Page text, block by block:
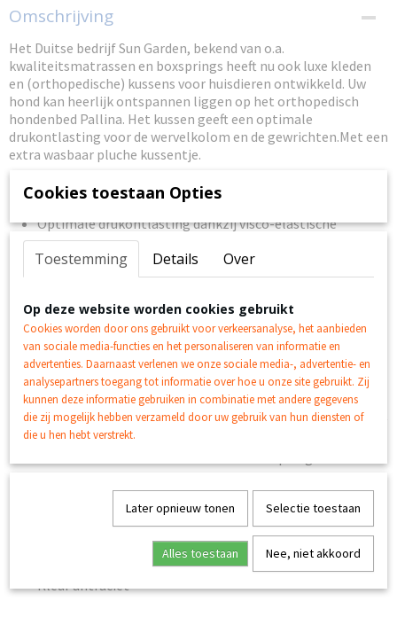
EAN code
5900246382111
Bruto gewicht
3,50 Kg
Omschrijving
Het Duitse bedrijf Sun Garden, bekend van o.a.
kwaliteitsmatrassen en boxsprings heeft nu ook luxe kleden
en (orthopedische) kussens voor huisdieren ontwikkeld. Uw
hond kan heerlijk ontspannen liggen op het orthopedisch
hondenbed Pallina. Het kussen geeft een optimale
drukontlasting voor de wervelkolom en de gewrichten.Met een
extra wasbaar pluche kussentje.
Orthopedisch hondenkussen voor optimaal ligcomfort
Optimale drukontlasting dankzij visco-elastische
schuimstof
Past zich ongeacht de lighouding aan het lichaam van uw
Visco-elastisch schuim keert altijd weer terug in zijn
oorspronkelijke vorm, ontlast de wervelkolom en de
gewrichten
Met name geschikt voor honden met
gewrichtsproblemen, zwakke spieren en oudere honden
Het speciale schuim slaat de lichaamswarmte op en zorgt
voor een aangenaam ligcomfort
De hoes van het kussen is volledig afneembaar en
wasbaar tot 30 °C
Afmeting 80 x 60 x 25 cm
Met een extra wasbaar klein zacht kussentje
Kleur antraciet
Cookies toestaan Opties
Toestemming Details Over
Op deze website worden cookies gebruikt
Cookies worden door ons gebruikt voor verkeersanalyse, het aanbieden
van sociale media-functies en het personaliseren van informatie en
advertenties. Daarnaast verlenen we onze sociale media-, advertentie- en
analysepartners toegang tot informatie over hoe u onze site gebruikt. Zij
kunnen deze informatie gebruiken in combinatie met andere gegevens
die zij mogelijk hebben verzameld door uw gebruik van hun diensten of
die u hen hebt verstrekt.
Later opnieuw tonen Selectie toestaan
Alles toestaan Nee, niet akkoord